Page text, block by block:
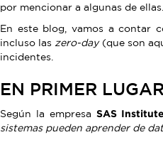
por mencionar a algunas de ellas.
En este blog, vamos a contar
incluso las zero-day(que son
incidentes.
EN PRIMER
Según la empresa SAS Institute
sistemas pueden aprender de